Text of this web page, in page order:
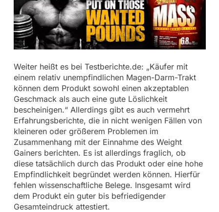
Weiter heißt es bei Testberichte.de: „Käufer mit
einem relativ unempfindlichen Magen-Darm-Trakt
können dem Produkt sowohl einen akzeptablen
Geschmack als auch eine gute Löslichkeit
bescheinigen.“ Allerdings gibt es auch vermehrt
Erfahrungsberichte, die in nicht wenigen Fällen von
kleineren oder größerem Problemen im
Zusammenhang mit der Einnahme des Weight
Gainers berichten. Es ist allerdings fraglich, ob
diese tatsächlich durch das Produkt oder eine hohe
Empfindlichkeit begründet werden können. Hierfür
fehlen wissenschaftliche Belege. Insgesamt wird
dem Produkt ein guter bis befriedigender
Gesamteindruck attestiert.